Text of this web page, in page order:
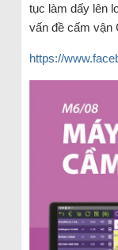
tục làm dấy lên
vấn đề cấm vận
https://